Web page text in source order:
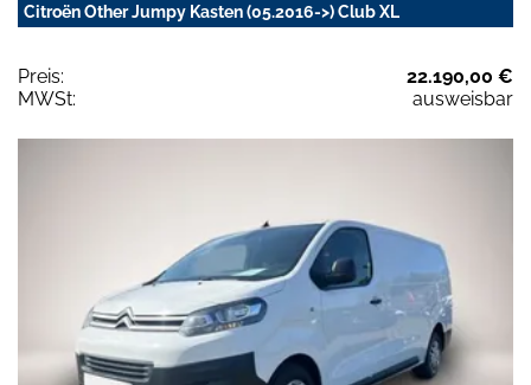
Citroën Other Jumpy Kasten (05.2016->) Club XL
Preis:
22.190,00 €
MWSt:
ausweisbar